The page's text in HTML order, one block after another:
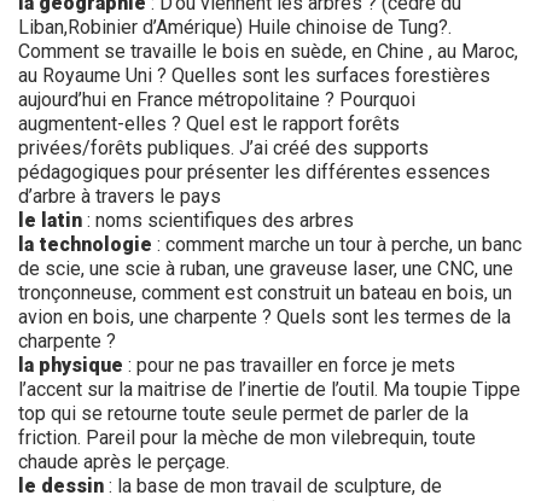
Liban,Robinier d’Amérique) Huile chinoise de Tung?.
Comment se travaille le bois en suède, en Chine , au Maroc,
au Royaume Uni ? Quelles sont les surfaces forestières
aujourd’hui en France métropolitaine ? Pourquoi
augmentent-elles ? Quel est le rapport forêts
privées/forêts publiques. J’ai créé des supports
pédagogiques pour présenter les différentes essences
d’arbre à travers le pays
le latin : noms scientifiques des arbres
la technologie : comment marche un tour à perche, un banc
de scie, une scie à ruban, une graveuse laser, une CNC, une
tronçonneuse, comment est construit un bateau en bois, un
avion en bois, une charpente ? Quels sont les termes de la
charpente ?
la physique : pour ne pas travailler en force je mets
l’accent sur la maitrise de l’inertie de l’outil. Ma toupie Tippe
top qui se retourne toute seule permet de parler de la
friction. Pareil pour la mèche de mon vilebrequin, toute
chaude après le perçage.
le dessin : la base de mon travail de sculpture, de